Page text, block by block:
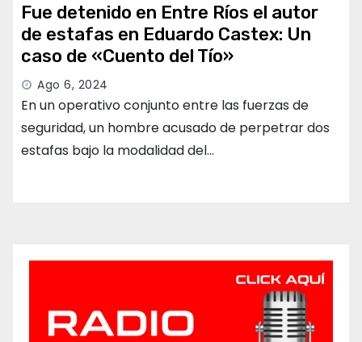
Fue detenido en Entre Ríos el autor
de estafas en Eduardo Castex: Un
caso de «Cuento del Tío»
Ago 6, 2024
En un operativo conjunto entre las fuerzas de
seguridad, un hombre acusado de perpetrar dos
estafas bajo la modalidad del…